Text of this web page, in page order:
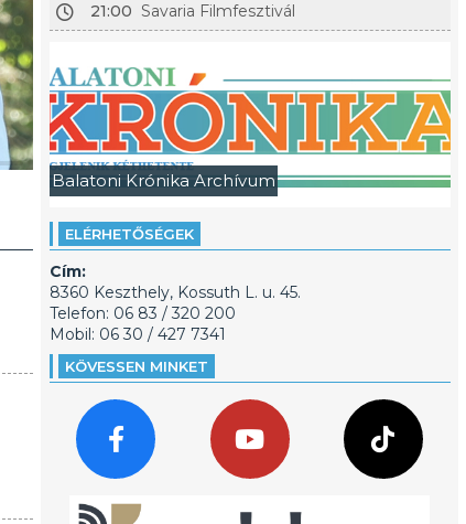
21:00 Savaria Filmfesztivál
Balatoni Krónika Archívum
ELÉRHETŐSÉGEK
Cím:
8360 Keszthely, Kossuth L. u. 45.
Telefon: 06 83 / 320 200
Mobil: 06 30 / 427 7341
KÖVESSEN MINKET